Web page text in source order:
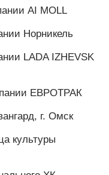
МТС Банк
ХК